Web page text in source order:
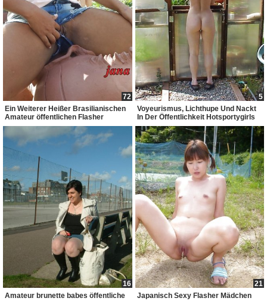
72
Ein Weiterer Heißer Brasilianischen
Amateur öffentlichen Flasher
5
Voyeurismus, Lichthupe Und Nackt
In Der Öffentlichkeit Hotsportygirls
16
Amateur brunette babes öffentliche
21
Japanisch Sexy Flasher Mädchen